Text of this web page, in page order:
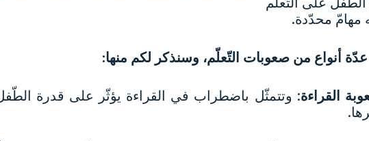
على التّعلّم
مهامّ محدّدة.
أنواع من صعوبات التّعلّم، وسنذكر لكم منها:
القراءة: وتتمثّل باضطراب في القراءة يؤثّر على قدرة